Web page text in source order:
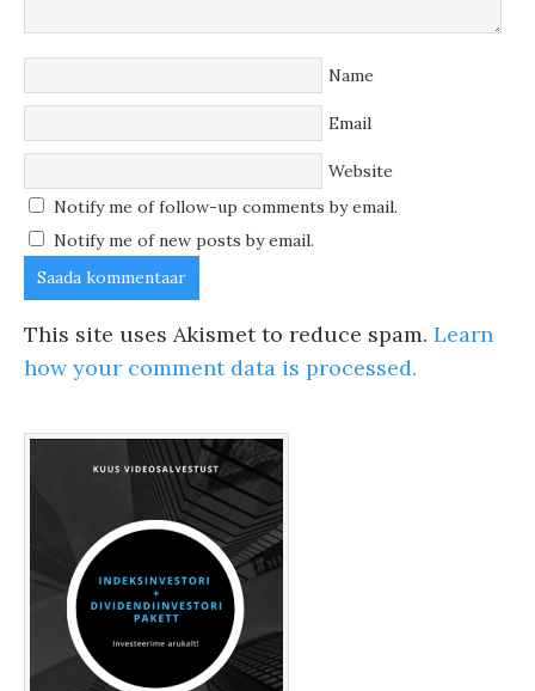
Name
Email
Website
Notify me of follow-up comments by email.
Notify me of new posts by email.
This site uses Akismet to reduce spam. Learn
how your comment data is processed.